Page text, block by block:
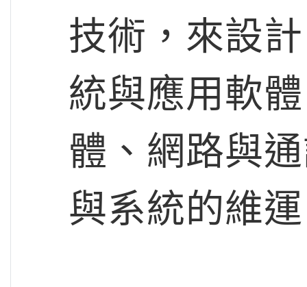
技術，來設
統與應用軟
體、網路與
與系統的維